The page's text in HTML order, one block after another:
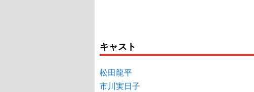
キャスト
松田龍平
市川実日子